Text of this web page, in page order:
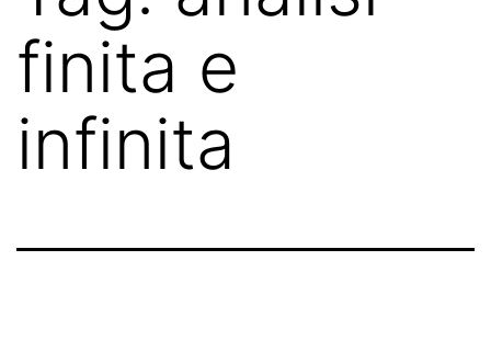
finita e
infinita